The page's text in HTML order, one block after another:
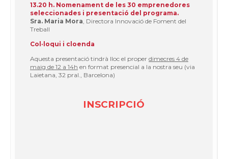
13.20 h. Nomenament de les 30 emprenedores
seleccionades i presentació del programa.
Sra. Maria Mora , Directora Innovació de Foment del
Treball
Col·loqui i cloenda
Aquesta presentació tindrà lloc el proper dimecres 4 de
maig de 12 a 14h en format presencial a la nostra seu (via
Laietana, 32 pral., Barcelona)
INSCRIPCIÓ